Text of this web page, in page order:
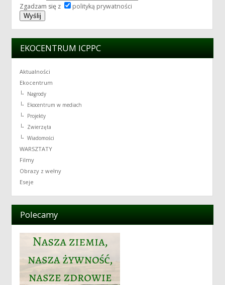
Zgadzam się z polityką prywatności
EKOCENTRUM ICPPC
Aktualności
Ekocentrum
Nagrody
Ekocentrum w mediach
Projekty
Zwierzęta
Wiadomości
WARSZTATY
Filmy
Obrazy z wełny
Eseje
Polecamy